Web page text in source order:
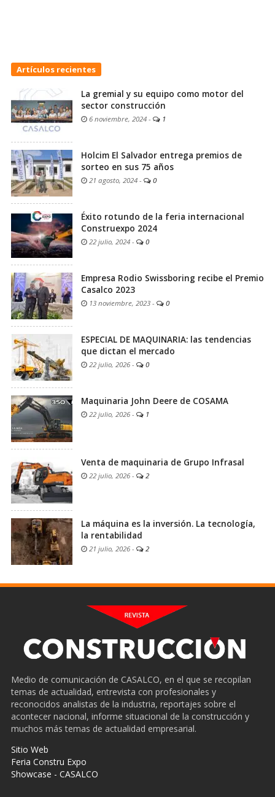
Artículos recientes
La gremial y su equipo como motor del
sector construcción
6 noviembre, 2024 - 1
Holcim El Salvador entrega premios de
sorteo en sus 75 años
21 agosto, 2024 - 0
Éxito rotundo de la feria internacional
Construexpo 2024
22 julio, 2024 - 0
Empresa Rodio Swissboring recibe el Premio
Casalco 2023
13 noviembre, 2023 - 0
ESPECIAL DE MAQUINARIA: las tendencias
que dictan el mercado
22 julio, 2026 - 0
Maquinaria John Deere de COSAMA
22 julio, 2026 - 1
Venta de maquinaria de Grupo Infrasal
22 julio, 2026 - 2
La máquina es la inversión. La tecnología,
la rentabilidad
21 julio, 2026 - 2
Medio de comunicación de CASALCO, en el que se recopilan
temas de actualidad, entrevista con profesionales y
reconocidos analistas de la industria, reportajes sobre el
acontecer nacional, informe situacional de la construcción y
muchos más temas de actualidad empresarial.
Sitio Web
Feria Constru Expo
Showcase - CASALCO